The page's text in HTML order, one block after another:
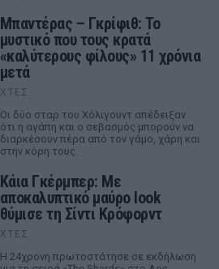
Μπαντέρας – Γκρίφιθ: Το
μυστικό που τους κρατά
«καλύτερους φίλους» 11 χρόνια
μετά
ΧΤΕΣ
Οι δύο σταρ του Χόλιγουντ απέδειξαν
ότι η αγάπη και ο σεβασμός μπορούν να
διαρκέσουν πέρα από τον γάμο, χάρη και
στην κόρη τους.
Κάια Γκέρμπερ: Με
αποκαλυπτικό μαύρο look
θύμισε τη Σίντι Κρόφορντ
ΧΤΕΣ
Η 24χρονη πρωτοστάτησε σε εκδήλωση